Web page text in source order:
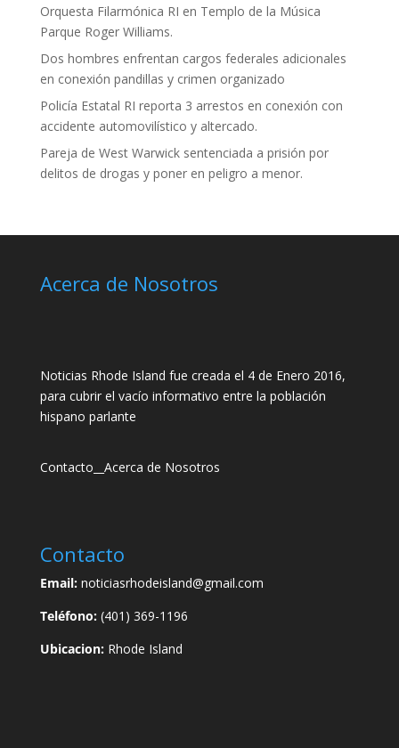
Orquesta Filarmónica RI en Templo de la Música
Parque Roger Williams.
Dos hombres enfrentan cargos federales adicionales
en conexión pandillas y crimen organizado
Policía Estatal RI reporta 3 arrestos en conexión con
accidente automovilístico y altercado.
Pareja de West Warwick sentenciada a prisión por
delitos de drogas y poner en peligro a menor.
Acerca de Nosotros
Noticias Rhode Island fue creada el 4 de Enero 2016,
para cubrir el vacío informativo entre la población
hispano parlante
Contacto Acerca de Nosotros
Contacto
Email:noticiasrhodeisland@gmail.com
Teléfono:(401) 369-1196
Ubicacion:Rhode Island